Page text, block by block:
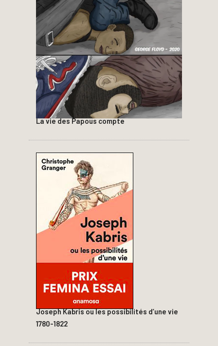
La vie des Papous compte
Joseph Kabris ou les possibilités d’une vie
1780-1822